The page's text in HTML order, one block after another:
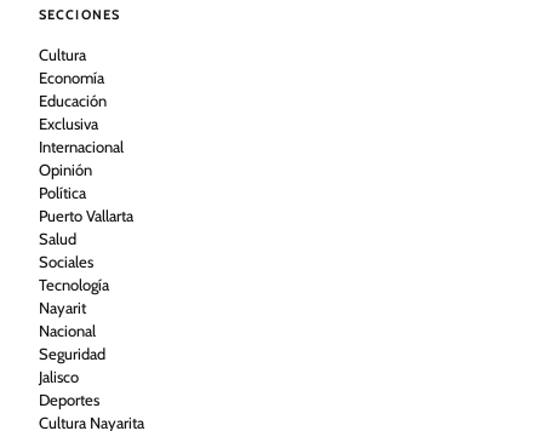
SECCIONES
Cultura
Economía
Educación
Exclusiva
Internacional
Opinión
Política
Puerto Vallarta
Salud
Sociales
Tecnología
Nayarit
Nacional
Seguridad
Jalisco
Deportes
Cultura Nayarita